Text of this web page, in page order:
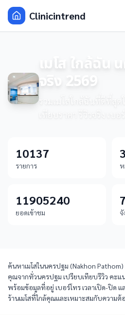
Clinicintrend
เมโส ใกล้ฉัน
จริง 2569
รวมเมโสใกล้ฉันที่ดีที่สุ
เทียบราคา รีวิวจริง เบอร์
10137
รายการ
11905240
ยอดเข้าชม
ค้นหาเมโสในนครปฐม (Nakhon Pathom)
คุณจากทั่วนครปฐม เปรียบเทียบรีวิว คะแ
พร้อมข้อมูลที่อยู่ เบอร์โทร เวลาเปิด-ปิด แ
ร้านเมโสที่ใกล้คุณและเหมาะสมกับความต้